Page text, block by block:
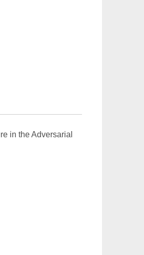
in the Adversarial